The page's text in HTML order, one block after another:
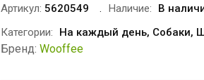
Артикул: 5620549 Наличие:
В
Категории:
На каждый день, Собаки,
Бренд: Wooffee